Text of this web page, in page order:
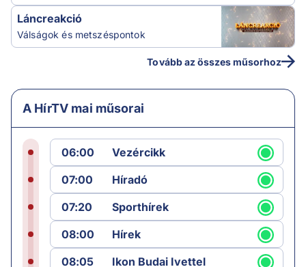
Láncreakció
Válságok és metszéspontok
Tovább az összes műsorhoz
A HírTV mai műsorai
06:00
Vezércikk
07:00
Híradó
07:20
Sporthírek
08:00
Hírek
08:05
Ikon Budai Ivettel